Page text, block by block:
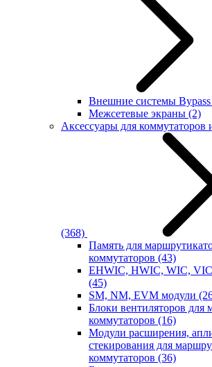
Внешние системы Bypass
Межсетевые экраны (2)
Аксессуары для коммутаторов
(368)
Память для
коммутаторов (43)
EHWIC, HWIC, WIC,
(45)
SM, NM, EVM модули
Блоки вентиляторов для
коммутаторов (16)
Модули расширения,
стекирования для
коммутаторов (36)